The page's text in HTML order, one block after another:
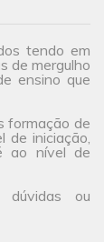
tendo em
de mergulho
ensino que
formação de
de iniciação,
ao nível de
ou